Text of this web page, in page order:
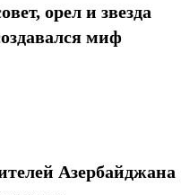
орел и звезда
миф
Азербайджана